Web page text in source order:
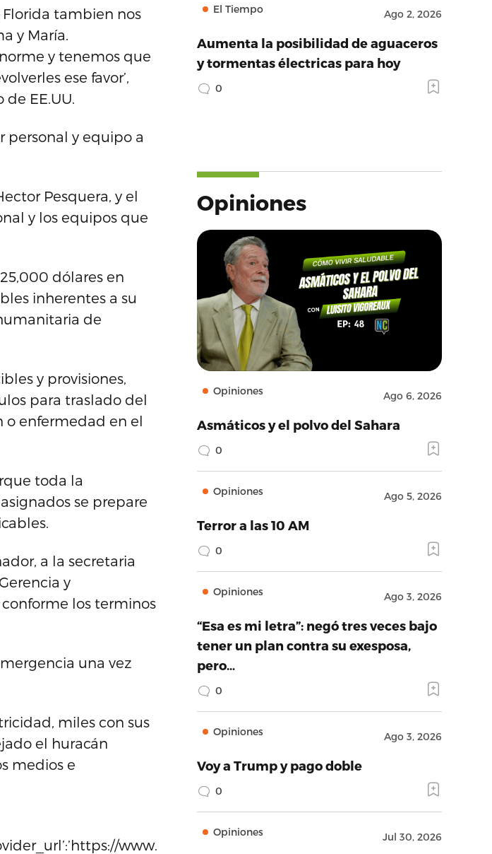
Florida tambien nos
y María.
y tenemos que
ese favor’,
EE.UU.
personal y equipo a
Pesquera, y el
y los equipos que
dólares en
inherentes a su
de
y provisiones,
para traslado del
o enfermedad en el
toda la
se prepare
a la secretaria
y
los terminos
una vez
miles con sus
el huracán
medios e
El Tiempo Ago 2, 2026
Aumenta la posibilidad de aguaceros
y tormentas électricas para hoy
0
Opiniones
Opiniones Ago 6, 2026
Asmáticos y el polvo del Sahara
0
Opiniones Ago 5, 2026
Terror a las 10 AM
0
Opiniones Ago 3, 2026
“Esa es mi letra”: negó tres veces bajo
tener un plan contra su exesposa,
pero…
0
Opiniones Ago 3, 2026
Voy a Trump y pago doble
0
Opiniones Jul 30, 2026